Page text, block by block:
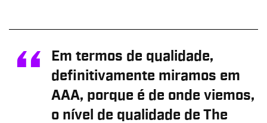
Em termos de qualidade,
definitivamente miramos em
AAA, porque é de onde viemos,
o nível de qualidade de The